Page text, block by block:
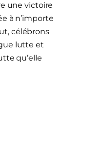
une victoire
à n’importe
célébrons
lutte et
qu’elle